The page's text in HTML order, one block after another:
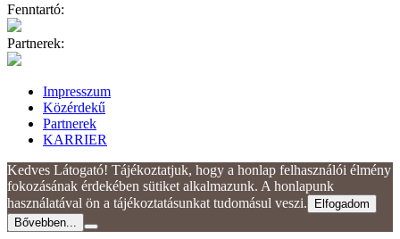
Fenntartó:
Partnerek:
Impresszum
Közérdekű
Partnerek
KARRIER
Kedves Látogató! Tájékoztatjuk, hogy a honlap felhasználói élmény
fokozásának érdekében sütiket alkalmazunk. A honlapunk
használatával ön a tájékoztatásunkat tudomásul veszi.
Elfogadom
Bővebben...